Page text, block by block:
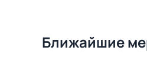
Ближайшие